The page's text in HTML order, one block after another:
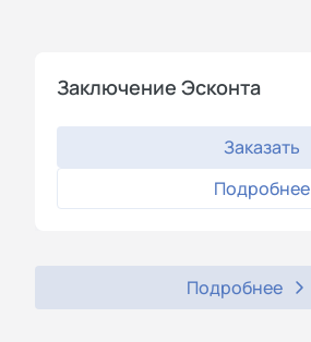
Заключение Эсконта
Заказать
Подробнее
Подробнее